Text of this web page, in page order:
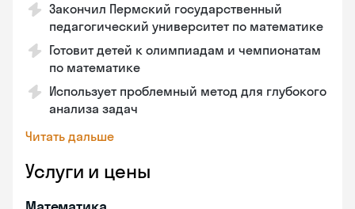
Закончил Пермский государственный
педагогический университет по математике
Готовит детей к олимпиадам и чемпионатам
по математике
Использует проблемный метод для глубокого
анализа задач
Читать дальше
Услуги и цены